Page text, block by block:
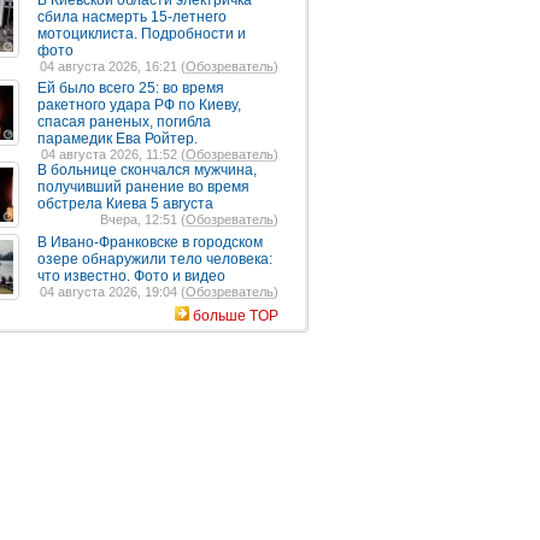
сбила насмерть 15-летнего
мотоциклиста. Подробности и
фото
04 августа 2026, 16:21 (Обозреватель)
Ей было всего 25: во время
ракетного удара РФ по Киеву,
спасая раненых, погибла
парамедик Ева Ройтер.
04 августа 2026, 11:52 (Обозреватель)
В больнице скончался мужчина,
получивший ранение во время
обстрела Киева 5 августа
Вчера, 12:51 (Обозреватель)
В Ивано-Франковске в городском
озере обнаружили тело человека:
что известно. Фото и видео
04 августа 2026, 19:04 (Обозреватель)
больше TOP